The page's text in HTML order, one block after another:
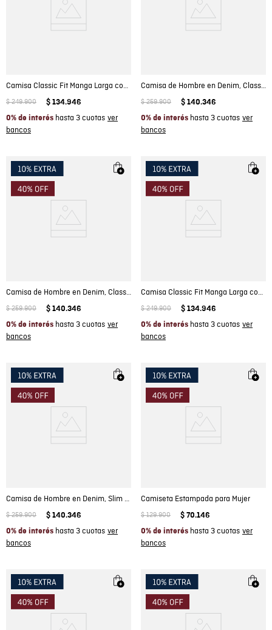
Camisa Classic Fit Manga Larga con Estampado Mini Print para Hombre
$ 249.900 $ 134.946
0% de interés hasta 3 cuotas
Camisa de Hombre en Denim, Classic Fit Manga Larga - Azul Oscuro
$ 259.900 $ 140.346
0% de interés hasta 3 cuotas
Camisa de Hombre en Denim, Classic Fit Manga Larga - Azul Oscuro
$ 259.900 $ 140.346
0% de interés hasta 3 cuotas
Camisa Classic Fit Manga Larga con Estampado Mini Print para Hombre
$ 249.900 $ 134.946
0% de interés hasta 3 cuotas
Camisa de Hombre en Denim, Slim Fit Manga Larga - Azul Claro
$ 259.900 $ 140.346
0% de interés hasta 3 cuotas
Camiseta Estampada para Mujer
$ 129.900 $ 70.146
0% de interés hasta 3 cuotas